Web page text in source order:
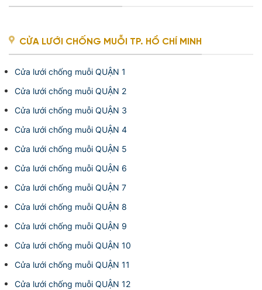
CỬA LƯỚI CHỐNG MUỖI TP. HỒ CHÍ MINH
Cửa lưới chống muỗi QUẬN 1
Cửa lưới chống muỗi QUẬN 2
Cửa lưới chống muỗi QUẬN 3
Cửa lưới chống muỗi QUẬN 4
Cửa lưới chống muỗi QUẬN 5
Cửa lưới chống muỗi QUẬN 6
Cửa lưới chống muỗi QUẬN 7
Cửa lưới chống muỗi QUẬN 8
Cửa lưới chống muỗi QUẬN 9
Cửa lưới chống muỗi QUẬN 10
Cửa lưới chống muỗi QUẬN 11
Cửa lưới chống muỗi QUẬN 12